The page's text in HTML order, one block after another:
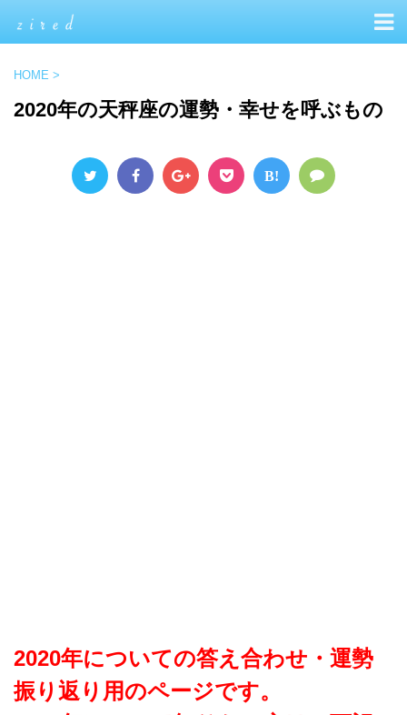
HOME >
2020年の天秤座の運勢・幸せを呼ぶもの
B!
2020年についての答え合わせ・運勢
振り返り用のページです。